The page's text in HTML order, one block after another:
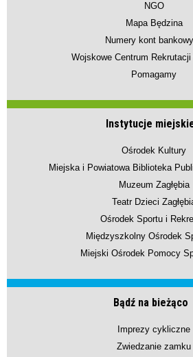
NGO
Mapa Będzina
Numery kont
Wojskowe Centrum
Pomagamy
Instytucje
Ośrodek Kultury
Miejska i Powiatowa Biblioteka
Muzeum Zagłębia
Teatr Dzieci
Ośrodek Sportu i
Międzyszkolny Ośrodek
Miejski Ośrodek Pomocy
Bądź na bieżąco
Imprezy cykliczne
Zwiedzanie zamku